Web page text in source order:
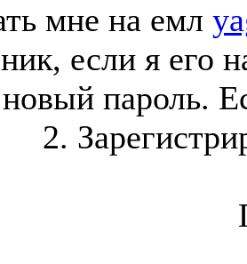
мне на емл
если я его
новый пароль.
2.